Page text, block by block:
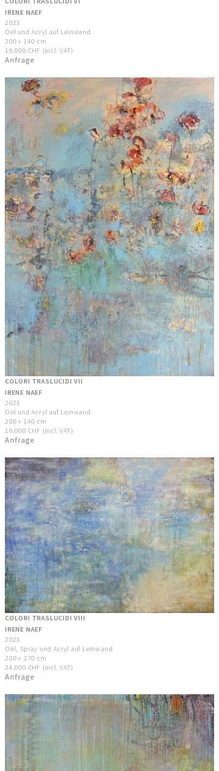
IRENE NAEF
2023
Oel und Acryl auf Leinwand
200 x 140 cm
16.000 CHF (incl. VAT)
Anfrage
COLORI TRASLUCIDI VII
IRENE NAEF
2023
Oel und Acryl auf Leinwand
200 x 140 cm
16.000 CHF (incl. VAT)
Anfrage
COLORI TRASLUCIDI VIII
IRENE NAEF
2023
Oel, Spray und Acryl auf Leinwand
200 x 270 cm
24.000 CHF (incl. VAT)
Anfrage